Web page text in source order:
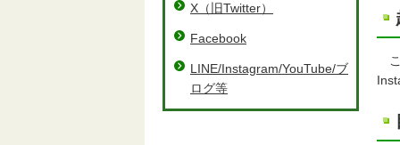
こ
X（旧Twitter）
Facebook
LINE/Instagram/YouTube/ブ
ログ等